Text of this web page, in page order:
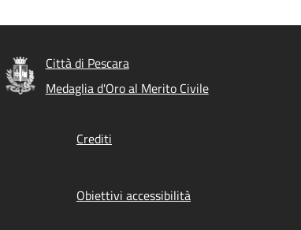
Città di Pescara
Medaglia d'Oro al Merito Civile
Crediti
Obiettivi accessibilità